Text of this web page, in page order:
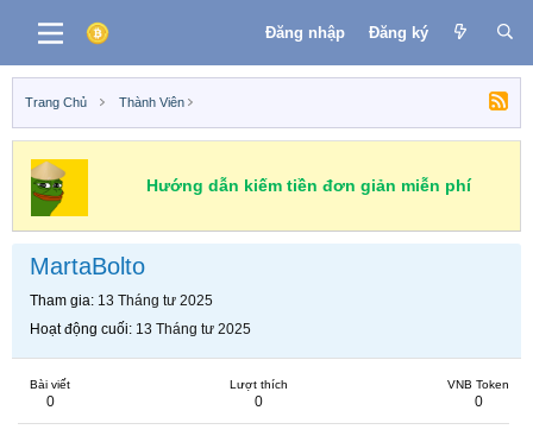
Đăng nhập Đăng ký
Trang Chủ Thành Viên
Hướng dẫn kiếm tiền đơn giản miễn phí
MartaBolto
Tham gia 13 Tháng tư 2025
Hoạt động cuối 13 Tháng tư 2025
Bài viết
0
Lượt thích
0
VNB Token
0